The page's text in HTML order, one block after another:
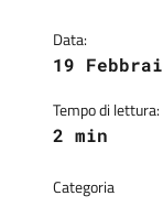
Data:
19
Tempo di lettura:
2 min
Categoria